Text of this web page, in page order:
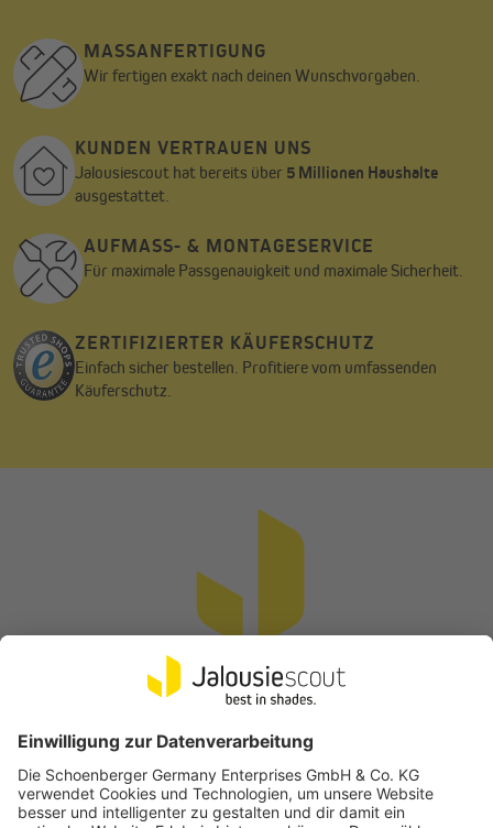
MASSANFERTIGUNG
Wir fertigen exakt nach deinen Wunschvorgaben.
KUNDEN VERTRAUEN UNS
Jalousiescout hat bereits über 5 Millionen Haushalte
ausgestattet.
AUFMASS- & MONTAGESERVICE
Für maximale Passgenauigkeit und maximale Sicherheit.
ZERTIFIZIERTER KÄUFERSCHUTZ
Einfach sicher bestellen. Profitiere vom umfassenden
Käuferschutz.
Vertrag widerrufen